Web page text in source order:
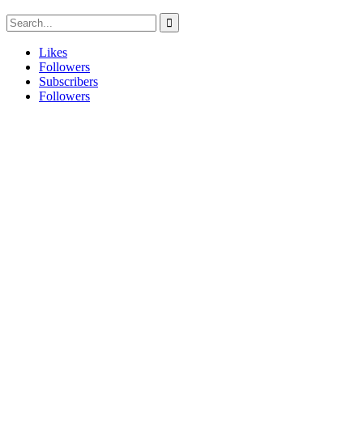
Likes
Followers
Subscribers
Followers